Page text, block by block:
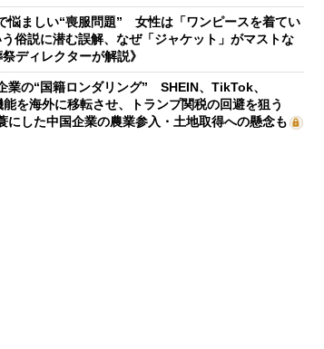
悩ましい“喪服問題” 女性は「ワンピースを着てい
俗説に潜む誤解、なぜ「ジャケット」がマストな
ディレクターが解説》
業の“国籍ロンダリング” SHEIN、TikTok、
を海外に移転させ、トランプ関税の回避を狙う
にした中国企業の農業参入・土地取得への懸念も